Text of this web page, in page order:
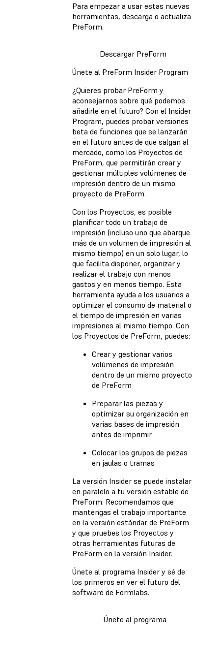
Para empezar a usar estas nuevas
herramientas, descarga o actualiza
PreForm.
Descargar PreForm
Únete al PreForm Insider Program
¿Quieres probar PreForm y
aconsejarnos sobre qué podemos
añadirle en el futuro? Con el Insider
Program, puedes probar versiones
beta de funciones que se lanzarán
en el futuro antes de que salgan al
mercado, como los Proyectos de
PreForm, que permitirán crear y
gestionar múltiples volúmenes de
impresión dentro de un mismo
proyecto de PreForm.
Con los Proyectos, es posible
planificar todo un trabajo de
impresión (incluso uno que abarque
más de un volumen de impresión al
mismo tiempo) en un solo lugar, lo
que facilita disponer, organizar y
realizar el trabajo con menos
gastos y en menos tiempo. Esta
herramienta ayuda a los usuarios a
optimizar el consumo de material o
el tiempo de impresión en varias
impresiones al mismo tiempo. Con
los Proyectos de PreForm, puedes:
Crear y gestionar varios
volúmenes de impresión
dentro de un mismo proyecto
de PreForm
Preparar las piezas y
optimizar su organización en
varias bases de impresión
antes de imprimir
Colocar los grupos de piezas
en jaulas o tramas
La versión Insider se puede instalar
en paralelo a tu versión estable de
PreForm. Recomendamos que
mantengas el trabajo importante
en la versión estándar de PreForm
y que pruebes los Proyectos y
otras herramientas futuras de
PreForm en la versión Insider.
Únete al programa Insider y sé de
los primeros en ver el futuro del
software de Formlabs.
Únete al programa